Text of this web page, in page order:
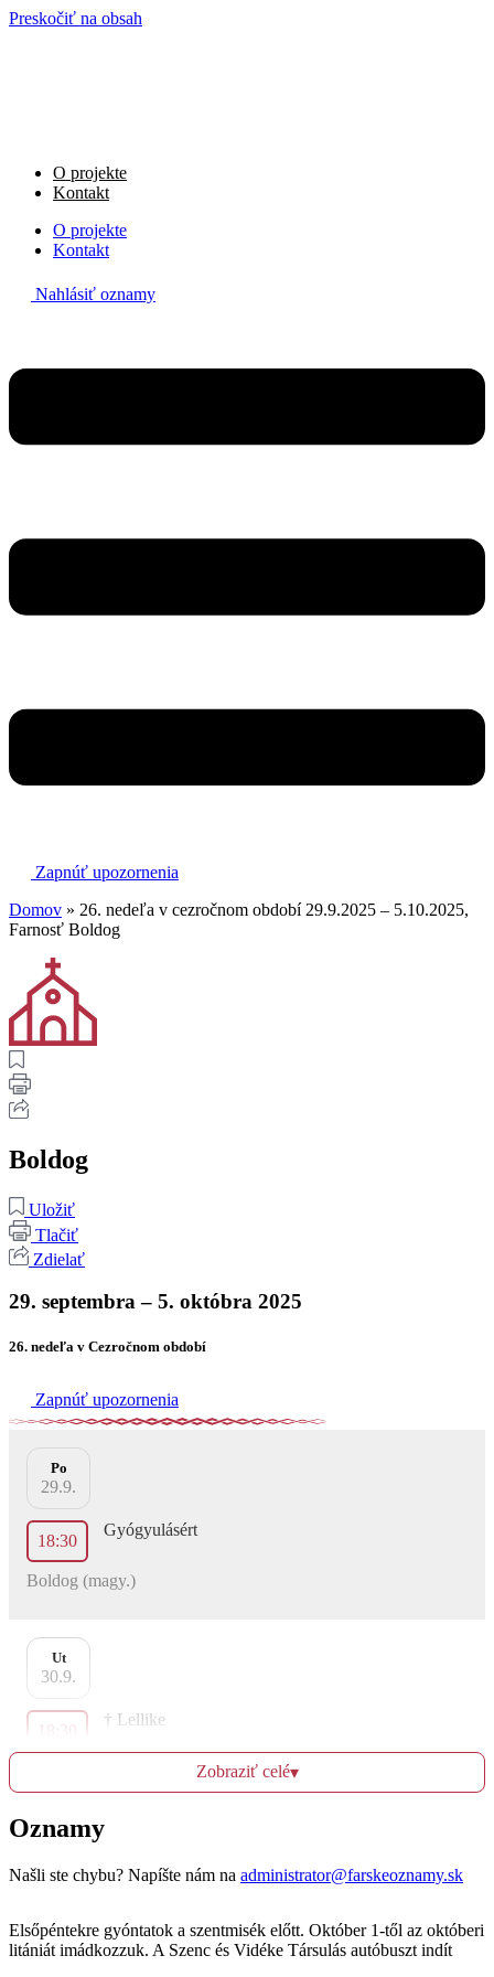
Preskočiť na obsah
O projekte
Kontakt
O projekte
Kontakt
Nahlásiť oznamy
Zapnúť upozornenia
Domov » 26. nedeľa v cezročnom období 29.9.2025 – 5.10.2025,
Farnosť Boldog
Boldog
Uložiť
Tlačiť
Zdielať
29. septembra – 5. októbra 2025
26. nedeľa v Cezročnom období
Zapnúť upozornenia
Po
29.9.
18:30
Gyógyulásért
Boldog (magy.)
Ut
30.9.
18:30
† Lellike
1.10.
18:30
Boldog (magy.)
Zobraziť celé▾
Oznamy
Našli ste chybu? Napíšte nám na administrator@farskeoznamy.sk
Elsőpéntekre gyóntatok a szentmisék előtt. Október 1-től az októberi
litániát imádkozzuk. A Szenc és Vidéke Társulás autóbuszt indít